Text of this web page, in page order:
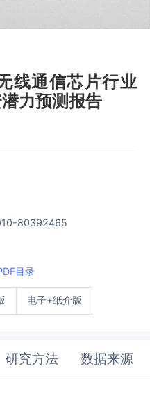
线通信芯片行业
力预测报告
80392465
目录
电子+纸介版
研究方法 数据来源